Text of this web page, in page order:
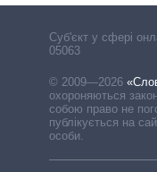
Cуб'єкт у сфері
05063
© 2009—2026
охороняються
собою право не
публікується на
особи.